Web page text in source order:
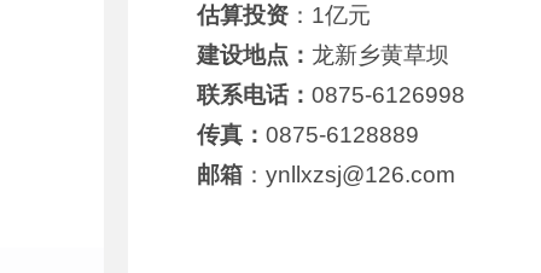
估算投资 ：1亿元
建设地点： 龙新乡黄草坝
联系电话：0875-6126998
传真：0875-6128889
邮箱 ：ynllxzsj@126.com